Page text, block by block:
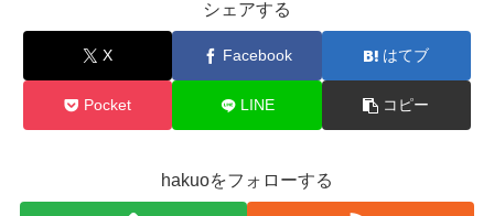
シェアする
X Facebook はてブ
Pocket LINE コピー
hakuoをフォローする